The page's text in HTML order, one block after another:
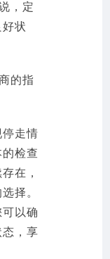
，定
状
的指
走情
检查
在，
择。
以确
，享